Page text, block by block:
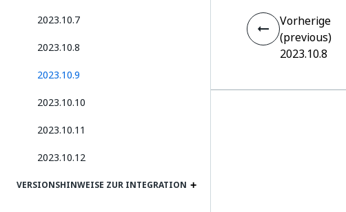
2023.10.7
2023.10.8
2023.10.9
2023.10.10
2023.10.11
2023.10.12
VERSIONSHINWEISE ZUR INTEGRATION
Vorherige
(previous)
2023.10.8